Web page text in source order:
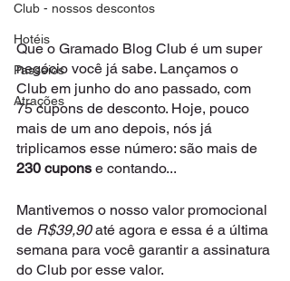
Club - nossos descontos
Hotéis
Passeios
Atrações
Que o Gramado Blog Club é um super
negócio você já sabe. Lançamos o
Club em junho do ano passado, com
75 cupons de desconto. Hoje, pouco
mais de um ano depois, nós já
triplicamos esse número: são mais de
230 cupons e contando...
Mantivemos o nosso valor promocional
de R$39,90 até agora e essa é a última
semana para você garantir a assinatura
do Club por esse valor.